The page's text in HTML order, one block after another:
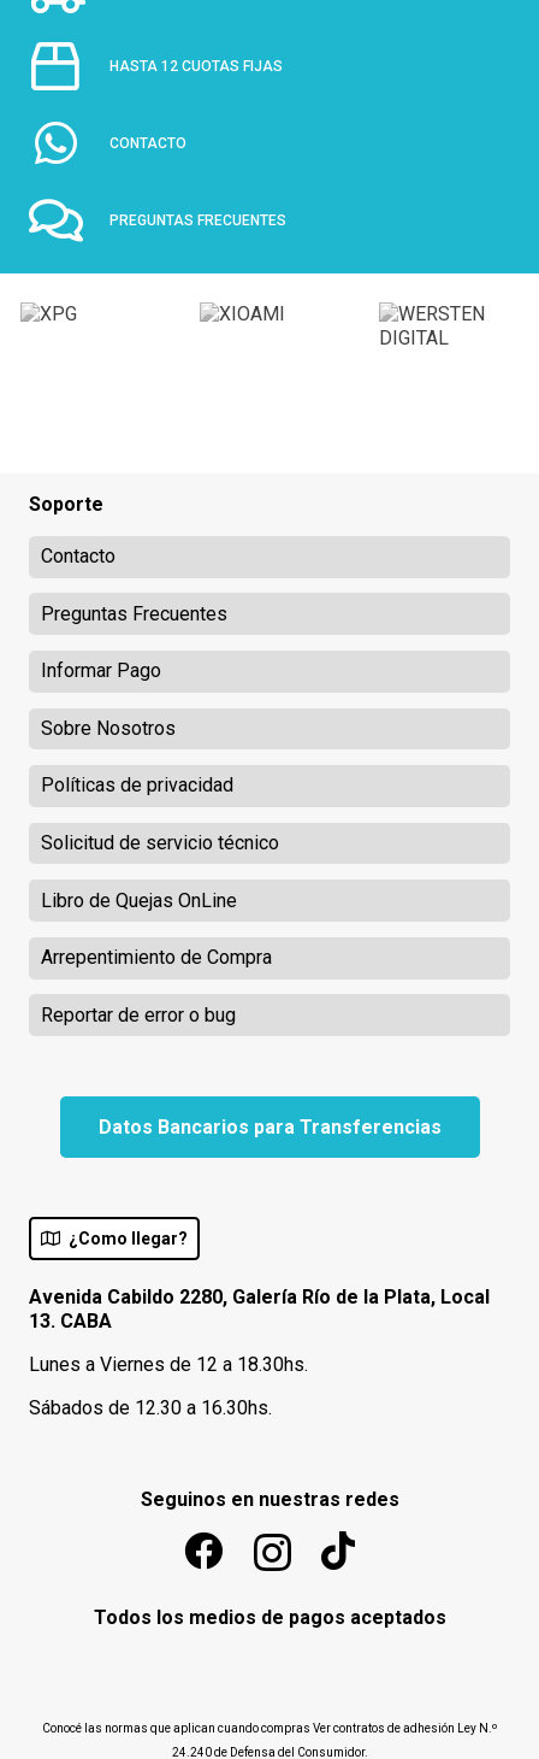
HASTA 12 CUOTAS FIJAS
CONTACTO
PREGUNTAS FRECUENTES
Soporte
Contacto
Preguntas Frecuentes
Informar Pago
Sobre Nosotros
Políticas de privacidad
Solicitud de servicio técnico
Libro de Quejas OnLine
Arrepentimiento de Compra
Reportar de error o bug
Datos Bancarios para Transferencias
¿Como llegar?
Avenida Cabildo 2280, Galería Río de la Plata, Local
13. CABA
Lunes a Viernes de 12 a 18.30hs.
Sábados de 12.30 a 16.30hs.
Seguinos en nuestras redes
Todos los medios de pagos aceptados
Conocé las normas que aplican cuando compras Ver contratos de adhesión Ley N.º
24.240 de Defensa del Consumidor.